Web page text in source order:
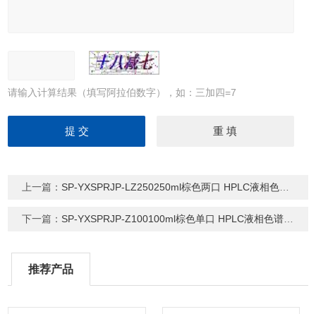
请输入计算结果（填写阿拉伯数字），如：三加四=7
上一篇： SP-YXSPRJP-LZ250250ml棕色两口 HPLC液相色谱流动相溶剂瓶
下一篇： SP-YXSPRJP-Z100100ml棕色单口 HPLC液相色谱流动相溶剂瓶
推荐产品